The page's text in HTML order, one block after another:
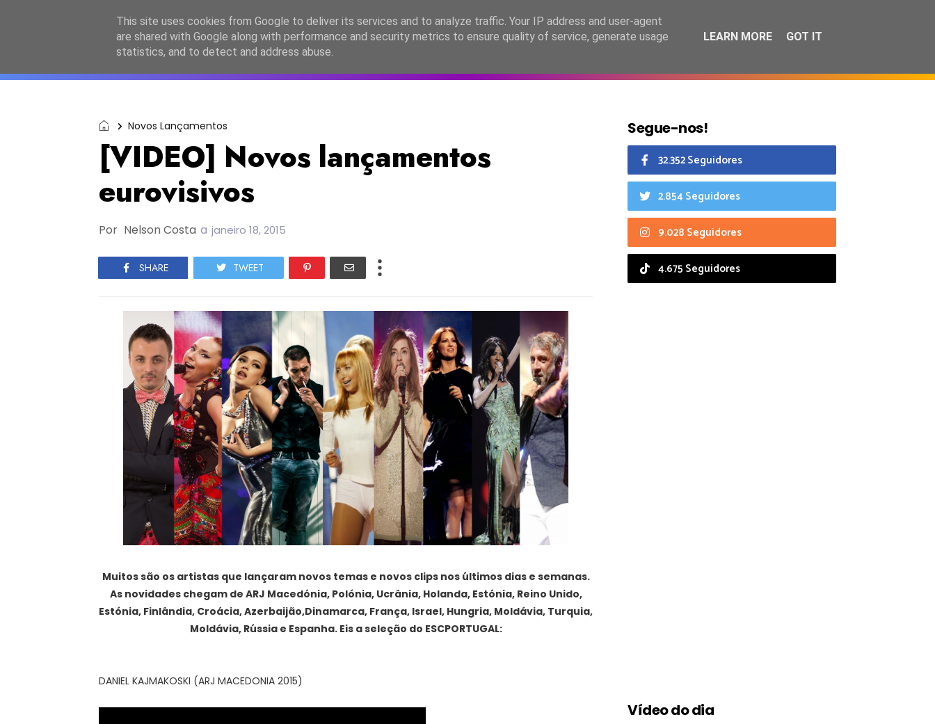
ESC2027 JESC2026 FC2026 EASC2026 PORTUGAL LANÇAMENTOS ESPECIAIS CALENDÁRIO
Novos Lançamentos
[VIDEO] Novos lançamentos
eurovisivos
Por Nelson Costa a janeiro 18, 2015
SHARE TWEET
Muitos são os artistas que lançaram novos temas e novos clips nos últimos dias e semanas.
As novidades chegam de ARJ Macedónia, Polónia, Ucrânia, Holanda, Estónia, Reino Unido,
Estónia, Finlândia, Croácia, Azerbaijão,Dinamarca, França, Israel, Hungria, Moldávia, Turquia,
Moldávia, Rússia e Espanha. Eis a seleção do ESCPORTUGAL:
DANIEL KAJMAKOSKI (ARJ MACEDONIA 2015)
Segue-nos!
32.352 Seguidores
2.854 Seguidores
9.028 Seguidores
4.675 Seguidores
Vídeo do dia
This site uses cookies from Google to deliver its services and to analyze traffic. Your IP address and user-agent
are shared with Google along with performance and security metrics to ensure quality of service, generate usage
statistics, and to detect and address abuse.
LEARN MORE GOT IT